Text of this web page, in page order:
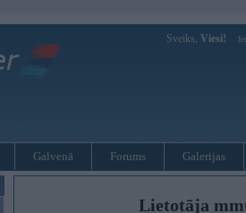
Sveiks, Viesi!
Galvenā Forums Galerijas
Lietotāja